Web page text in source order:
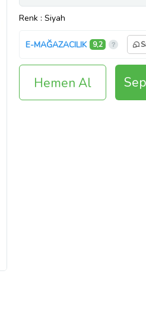
Renk : Siyah
E-MAĞAZACILIK 9,2
Hemen Al